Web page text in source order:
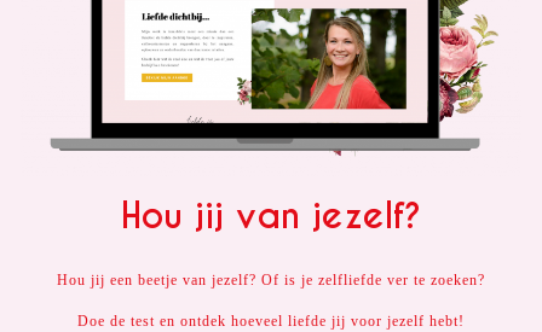
Hou jij van jezelf?
Hou jij een beetje van jezelf? Of is je zelfliefde ver te zoeken?
Doe de test en ontdek hoeveel liefde jij voor jezelf hebt!